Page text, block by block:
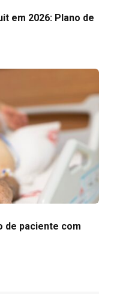
em 2026: Plano de
de paciente com